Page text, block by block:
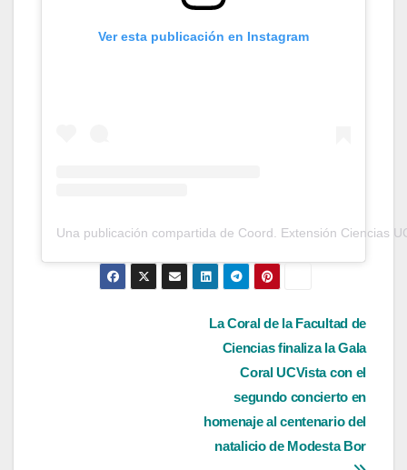
Ver esta publicación en Instagram
Una publicación compartida de Coord. Extensión Ciencias
La Coral de la Facultad de
Ciencias finaliza la Gala
Coral UCVista con el
segundo concierto en
homenaje al centenario del
natalicio de Modesta Bor